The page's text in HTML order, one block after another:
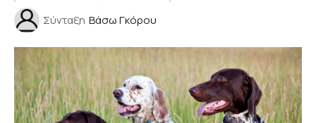
Σύνταξη Βάσω Γκόρου